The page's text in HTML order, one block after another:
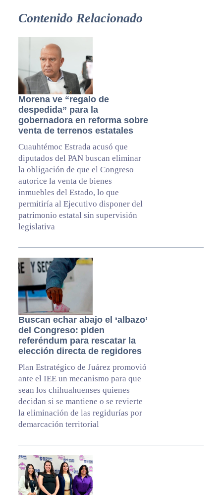
Contenido Relacionado
Morena ve “regalo de
despedida” para la
gobernadora en reforma sobre
venta de terrenos estatales
Cuauhtémoc Estrada acusó que
diputados del PAN buscan eliminar
la obligación de que el Congreso
autorice la venta de bienes
inmuebles del Estado, lo que
permitiría al Ejecutivo disponer del
patrimonio estatal sin supervisión
legislativa
Buscan echar abajo el ‘albazo’
del Congreso: piden
referéndum para rescatar la
elección directa de regidores
Plan Estratégico de Juárez promovió
ante el IEE un mecanismo para que
sean los chihuahuenses quienes
decidan si se mantiene o se revierte
la eliminación de las regidurías por
demarcación territorial